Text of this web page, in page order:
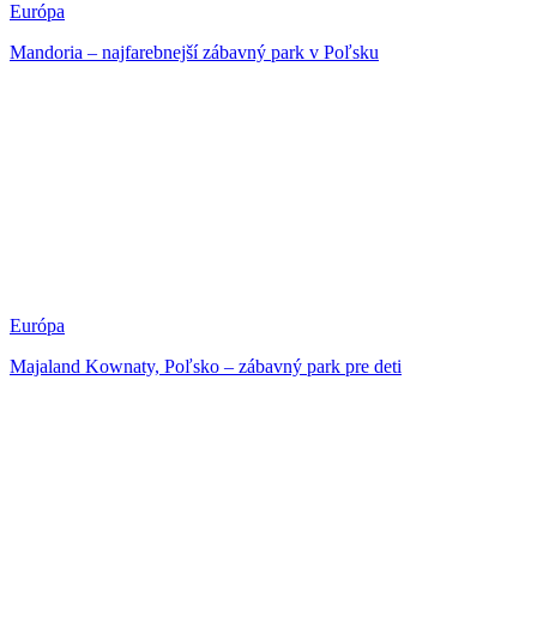
Európa
Mandoria – najfarebnejší zábavný park v Poľsku
Európa
Majaland Kownaty, Poľsko – zábavný park pre deti